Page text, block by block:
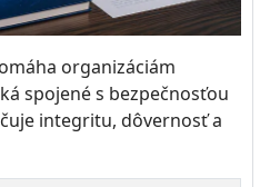
organizáciám
spojené s bezpečnosťou
integritu, dôvernosť a